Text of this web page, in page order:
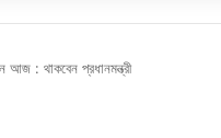
আজ : থাকবেন প্রধানমন্ত্রী